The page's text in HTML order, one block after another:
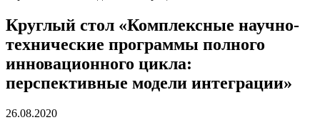
Круглый стол «Комплексные научно-
технические программы полного
инновационного цикла:
перспективные модели интеграции»
26.08.2020